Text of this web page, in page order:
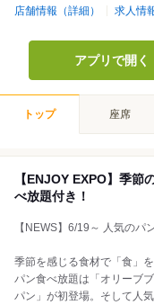
店舗情報（詳細） 求人情
アプリで開く
トップ 座席
【ENJOY EXPO】季
べ放題付き！
【NEWS】6/19～ 人気のパ
季節を感じる食材で「食」を
パン食べ放題は「オリーブ
パン」が初登場。そして人